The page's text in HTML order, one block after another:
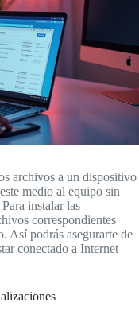
archivos a un dispositivo
medio al equipo sin
instalar las
correspondientes
Así podrás asegurarte de
conectado a Internet